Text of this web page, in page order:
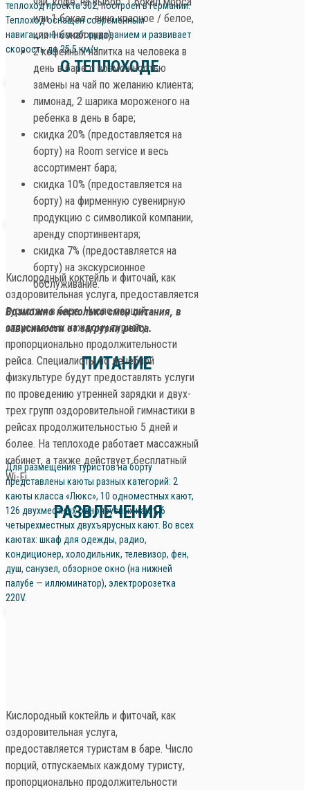
теплоход проекта 302, построен в Германии.
Теплоход оснащен современным
навигационным оборудованием и развивает
скорость до 25,5 км/ч.
О ТЕПЛОХОДЕ
Для размещения туристов на борту
представлены каюты разных категорий: 2
каюты класса «Люкс», 10 одноместных кают,
126 двухместных одноярусных кают, 6
четырехместных двухъярусных кают. Во всех
каютах: шкаф для одежды, радио,
кондиционер, холодильник, телевизор, фен,
душ, санузел, обзорное окно (на нижней
палубе — иллюминатор), электророзетка
220V.
или 1 бокал - вино красное / белое,
или 1 бокал пива);
2 кофейных напитка на человека в
день в баре с возможностью
замены на чай по желанию клиента;
лимонад, 2 шарика мороженого на
ребенка в день в баре;
скидка 20% (предоставляется на
борту) на Room service и весь
ассортимент бара;
скидка 10% (предоставляется на
борту) на фирменную сувенирную
продукцию с символикой компании,
аренду спортинвентаря;
скидка 7% (предоставляется на
борту) на экскурсионное
обслуживание.
Возможно несколько смен питания, в
зависимости от загрузки рейса.
ПИТАНИЕ
Кислородный коктейль и фиточай, как
оздоровительная услуга, предоставляется
туристам в баре. Число порций,
отпускаемых каждому туристу,
пропорционально продолжительности
рейса. Специалисты по лечебной
физкультуре будут предоставлять услуги
по проведению утренней зарядки и двух-
трех групп оздоровительной гимнастики в
рейсах продолжительностью 5 дней и
более. На теплоходе работает массажный
кабинет, а также действует бесплатный
Wi-Fi.
РАЗВЛЕЧЕНИЯ
Кислородный коктейль и фиточай, как
оздоровительная услуга,
предоставляется туристам в баре. Число
порций, отпускаемых каждому туристу,
пропорционально продолжительности